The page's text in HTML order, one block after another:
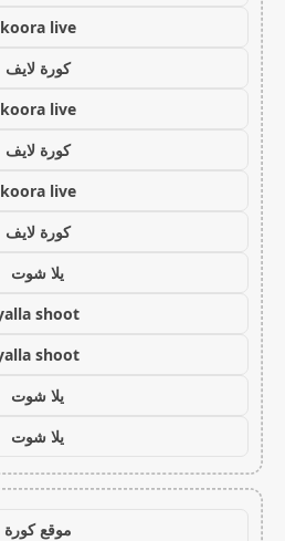
koora live
كورة لايف
koora live
كورة لايف
koora live
كورة لايف
يلا شوت
shoot
shoot
يلا شوت
يلا شوت
موقع كورة